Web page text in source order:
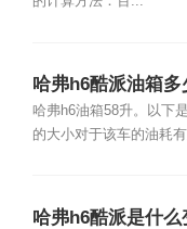
哈弗h6酷派油箱多
哈弗h6油箱58升。以下
的大小对于该车的油耗
哈弗h6酷派是什么